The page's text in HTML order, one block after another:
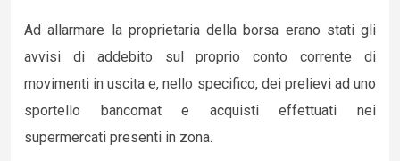
Ad allarmare la proprietaria della borsa erano stati gli
avvisi di addebito sul proprio conto corrente di
movimenti in uscita e, nello specifico, dei prelievi ad uno
sportello bancomat e acquisti effettuati nei
supermercati presenti in zona.